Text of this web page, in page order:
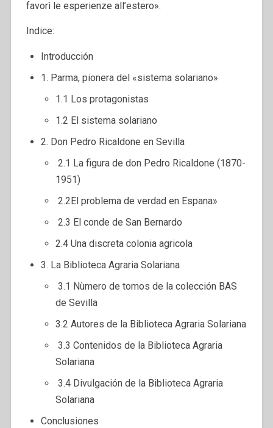
favorì le esperienze all’estero».
Indice:
Introducción
1. Parma, pionera del «sistema solariano»
1.1 Los protagonistas
1.2 El sistema solariano
2. Don Pedro Ricaldone en Sevilla
2.1 La figura de don Pedro Ricaldone (1870-
1951)
2.2El problema de verdad en Espana»
2.3 El conde de San Bernardo
2.4 Una discreta colonia agricola
3. La Biblioteca Agraria Solariana
3.1 Nùmero de tomos de la colección BAS
de Sevilla
3.2 Autores de la Biblioteca Agraria Solariana
3.3 Contenidos de la Biblioteca Agraria
Solariana
3.4 Divulgación de la Biblioteca Agraria
Solariana
Conclusiones